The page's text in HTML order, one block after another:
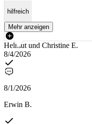
hilfreich
Mehr anzeigen
Helmut und Christine E.
8/4/2026
8/1/2026
Erwin B.